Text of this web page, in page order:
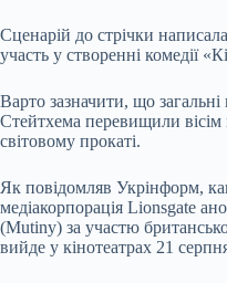
Сценарій до стрічки
участь у створенні комедії
Варто зазначити, що загальні
Стейтхема перевищили
світовому прокаті.
Як повідомляв Укрінформ,
медіакорпорація Lionsgate
(Mutiny) за участю
вийде у кінотеатрах 21